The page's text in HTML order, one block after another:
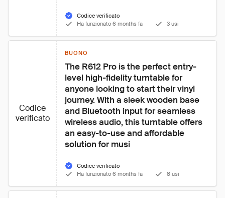
Codice verificato
Ha funzionato 6 months fa
3 usi
Codice
verificato
BUONO
The R612 Pro is the perfect entry-
level high-fidelity turntable for
anyone looking to start their vinyl
journey. With a sleek wooden base
and Bluetooth input for seamless
wireless audio, this turntable offers
an easy-to-use and affordable
solution for musi
Codice verificato
Ha funzionato 6 months fa
8 usi